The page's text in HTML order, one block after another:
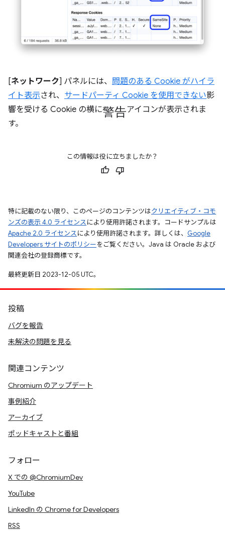
[ネットワーク] パネルには、 問題のある Cookie がハイラ
イト表示され、 サードパーティ Cookie を使用できない影
響を受ける Cookie の横に警告アイコンが表示されま
す。
この情報は役に立ちましたか？
特に記載のない限り、このページのコンテンツはクリエイティブ・コモ
ンズの表示 4.0 ライセンスにより使用許諾されます。コードサンプルは
Apache 2.0 ライセンスにより使用許諾されます。詳しくは、 Google
Developers サイトのポリシーをご覧ください。Java は Oracle および
関連会社の登録商標です。
最終更新日 2023-12-05 UTC。
投稿
バグを報告
未解決の問題を見る
関連コンテンツ
Chromium のアップデート
事例紹介
アーカイブ
ポッドキャストと番組
フォロー
X での @ChromiumDev
YouTube
LinkedIn の Chrome for Developers
RSS